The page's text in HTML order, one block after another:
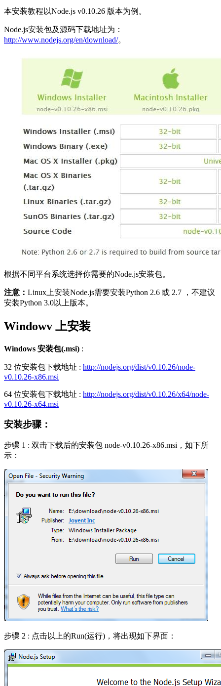
本安装教程以Node.js v0.10.26 版本为例。
Node.js安装包及源码下载地址为：
http://www.nodejs.org/en/download/。
根据不同平台系统选择你需要的Node.js安装包。
注意： Linux上安装Node.js需要安装Python 2.6 或 2.7 ，不建议
安装Python 3.0以上版本。
Windowv 上安装
Windows 安装包(.msi) :
32 位安装包下载地址 : http://nodejs.org/dist/v0.10.26/node-
v0.10.26-x86.msi
64 位安装包下载地址 : http://nodejs.org/dist/v0.10.26/x64/node-
v0.10.26-x64.msi
安装步骤：
步骤 1 : 双击下载后的安装包 node-v0.10.26-x86.msi，如下所
示：
步骤 2 : 点击以上的Run(运行)，将出现如下界面：